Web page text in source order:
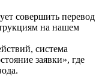
совершить перевод
на нашем
система
заявки», где